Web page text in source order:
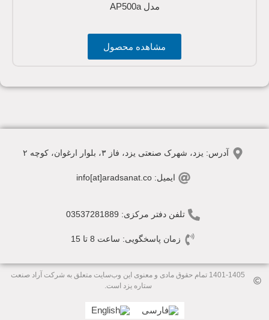
مدل AP500a
مشاهده محصول
آدرس: یزد، شهرک صنعتی یزد، فاز ۳، بلوار ارغوان، کوچه ۲
ایمیل: info[at]aradsanat.co
تلفن دفتر مرکزی: 03537281889
زمان پاسخگویی: ساعت 8 تا 15
1401-1405 تمام حقوق مادی و معنوی این وب‌سایت متعلق به شرکت آراد صنعت
ستاره یزد است.